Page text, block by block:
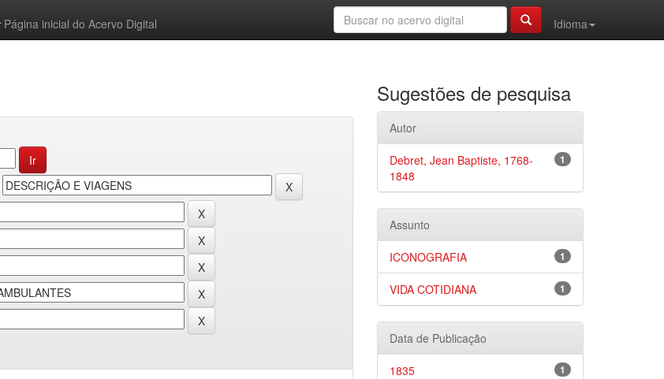
Página inicial do Acervo Digital
Idioma
Sugestões de pesquisa
Autor
1
Debret, Jean Baptiste, 1768-
1848
Assunto
1
ICONOGRAFIA
1
VIDA COTIDIANA
Data de Publicação
1
1835